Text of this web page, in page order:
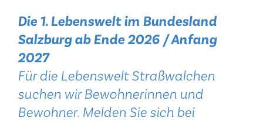
Die 1. Lebenswelt im Bundesland
Salzburg ab Ende 2026 / Anfang
2027
Für die Lebenswelt Straßwalchen
suchen wir Bewohnerinnen und
Bewohner. Melden Sie sich bei